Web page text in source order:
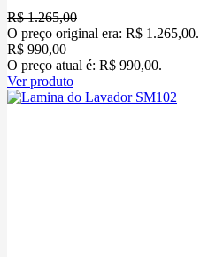
R$1.265,00
O preço original era: R$ 1.265,00.
R$ 990,00
O preço atual é: R$ 990,00.
Ver produto